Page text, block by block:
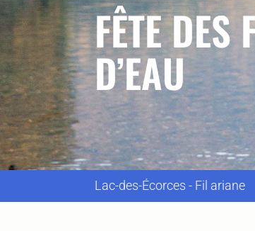
FÊTE DES
D’EAU
Lac-des-Écorces - Fil ariane